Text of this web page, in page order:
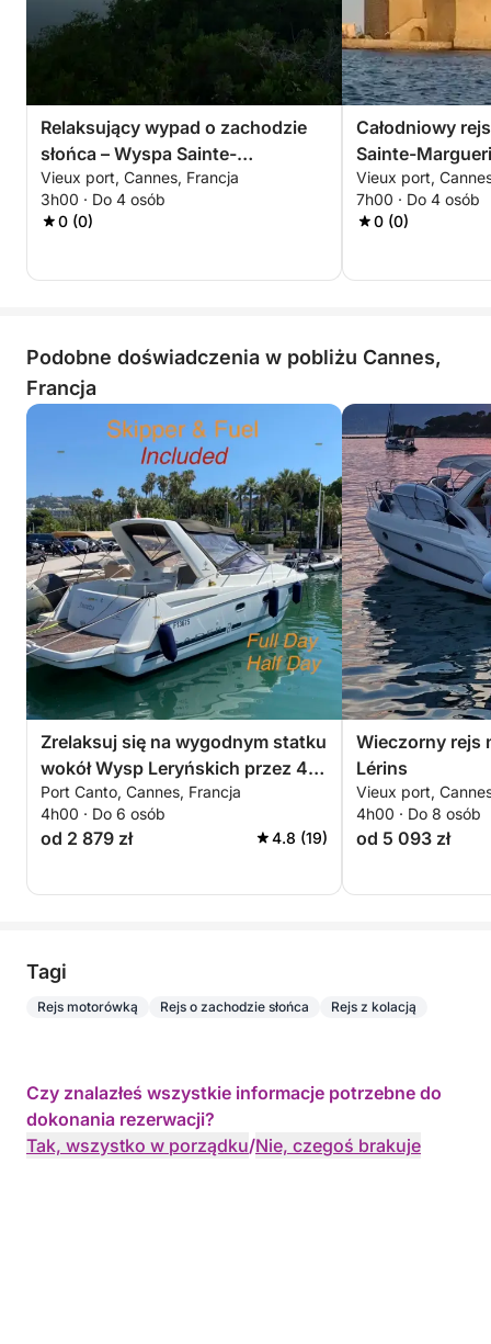
Relaksujący wypad o zachodzie
słońca – Wyspa Sainte-
Marguerite
Vieux port, Cannes, Francja
3h00 · Do 4 osób
0 (0)
Całodniowy
Sainte-
Vieux port,
7h00 · Do 4 osób
0 (0)
Podobne doświadczenia w pobliżu Cannes,
Francja
Zrelaksuj się na wygodnym statku
wokół Wysp Leryńskich przez 4
godziny. Specjalna zniżka dla par!
Port Canto, Cannes, Francja
4h00 · Do 6 osób
od 2 879 zł 4.8 (19)
Wieczorny rejs
Lérins
Vieux port,
4h00 · Do 8 osób
od 5 093 zł
Tagi
Rejs motorówką Rejs o zachodzie słońca Rejs z kolacją
Czy znalazłeś wszystkie informacje potrzebne do
dokonania rezerwacji?
Tak, wszystko w porządku/Nie, czegoś brakuje